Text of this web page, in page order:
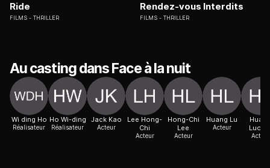
Ride
FILMS THRILLER
Rendez-vous Interdits
FILMS THRILLER
Au casting dans Face à la nuit
Wi ding Ho
Réalisateur
Ho Wi-ding
Réalisateur
Jack Kao
Acteur
Lee Hong-
Chi
Acteur
Hong-Chi
Lee
Acteur
Huang Lu
Acteur
Acteur